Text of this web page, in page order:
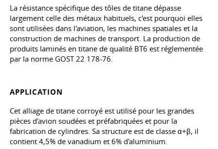
La résistance spécifique des tôles de titane dépasse
largement celle des métaux habituels, c'est pourquoi elles
sont utilisées dans l'aviation, les machines spatiales et la
construction de machines de transport. La production de
produits laminés en titane de qualité BT6 est réglementée
par la norme GOST 22 178-76.
APPLICATION
Cet alliage de titane corroyé est utilisé pour les grandes
pièces d'avion soudées et préfabriquées et pour la
fabrication de cylindres. Sa structure est de classe α+β, il
contient 4,5% de vanadium et 6% d'aluminium.